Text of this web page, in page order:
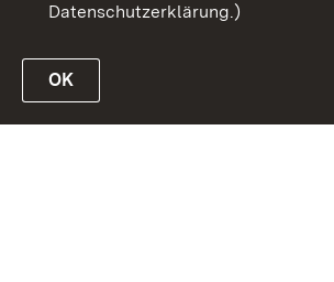
Link zur Website des Ministeriums
Datenschutzerklärung.)
OK